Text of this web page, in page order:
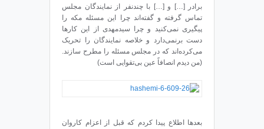
برادر […] و […] با چندنفر از نمایندگان مجلس
تماس گرفته و گفته‌اند چرا این مسئله مکه را
پیگیری نمی‌کنید و چرا سیدمهدی از این کارها
دست برنمی‌دارد و خلاصه نمایندگان را تحریک
می‌کرده‌اند که در مجلس مسئله را مطرح سازند.
(من دیدم انصافاً عین بی‌تقوایی است)
بعدها اطلاع پیدا کردم که قبل از اعزام کاروان